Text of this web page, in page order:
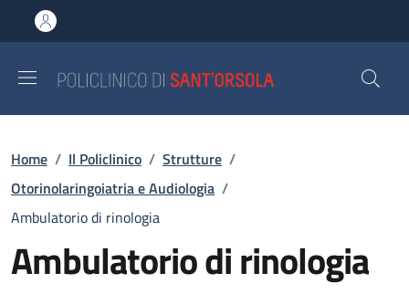
al contenuto principale
to footer content
Briciole di pane
Home / Il Policlinico / Strutture /
Otorinolaringoiatria e Audiologia /
Ambulatorio di rinologia
Ambulatorio di rinologia